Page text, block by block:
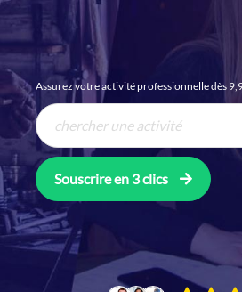
Assurez votre activité professionnelle dès
Souscrire en 3 clics